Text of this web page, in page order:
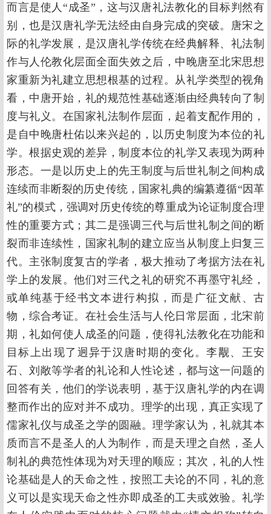
而言是使人“成圣”，这与汉唐礼法教化的目标判然有
别，也是汉唐礼学无法经由自身完成的突破。唐宋之
际的礼学发展，是汉唐礼学传统在经典解释、礼法制
作与人伦教化层面全面失效之后，中晚唐至北宋思想
家重新为礼建立思想根基的过程。从礼学类型的视角
看，中唐开始，礼的规范性基础逐渐由经典转向了制
度与礼义。在国家礼法制作层面，起着支配作用的，
是自中晚唐杜佑以来兴起的，以历史制度为本位的礼
学。根据史观的差异，制度本位的礼学又表现为两种
形态。一是以历史上的先王制度与后世礼制之间构成
连续而非断裂的历史传统，国家礼典的编纂遵循“因革
礼”的模式，强调对历史传统的尊重成为论证制度合理
性的重要方式；其二是强调三代与后世礼制之间的断
裂而非连续性，国家礼制的建立应当从制度上归复三
代。主张制度复古的学者，极大推动了考据方法在礼
学上的发展。他们对三代之礼的研究不再墨守礼经，
或单纯基于经书文本进行构拟，而是广征文献、古
物，综合考证。在社会生活与人伦日常层面，北宋前
期，礼如何使人成圣的问题，使得礼法教化在功能和
目标上出现了迥异于汉唐时期的变化。李觏、王安
石、刘敞等学者的礼论和人性论述，都与这一问题的
回答有关，他们的学说表明，基于汉唐礼学的内在调
整而作出的应对并不成功。理学的出现，真正实现了
儒家礼仪与成圣之学的圆融。理学家认为，礼就其本
质而言不是圣人的人为制作，而是天理之自然，圣人
制礼的典范性体现为对天理的顺应；其次，礼的人性
论基础是人的天命之性，按照工夫论的不同，礼的意
义可以是实现天命之性亦即成圣的工夫或效验。礼学